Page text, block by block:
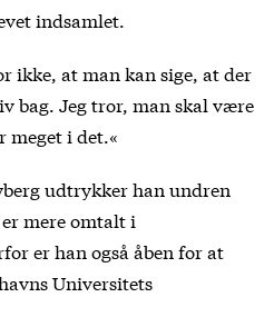
indsamlet.
ikke, at man kan sige, at der
bag. Jeg tror, man skal være
meget i det.«
udtrykker han undren
er mere omtalt i
er han også åben for at
Universitets